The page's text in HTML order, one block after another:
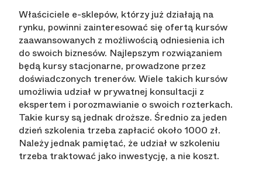
Właściciele e-sklepów, którzy już działają na
rynku, powinni zainteresować się ofertą kursów
zaawansowanych z możliwością odniesienia ich
do swoich biznesów. Najlepszym rozwiązaniem
będą kursy stacjonarne, prowadzone przez
doświadczonych trenerów. Wiele takich kursów
umożliwia udział w prywatnej konsultacji z
ekspertem i porozmawianie o swoich rozterkach.
Takie kursy są jednak droższe. Średnio za jeden
dzień szkolenia trzeba zapłacić około 1000 zł.
Należy jednak pamiętać, że udział w szkoleniu
trzeba traktować jako inwestycję, a nie koszt.